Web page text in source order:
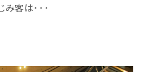
み客は･･･